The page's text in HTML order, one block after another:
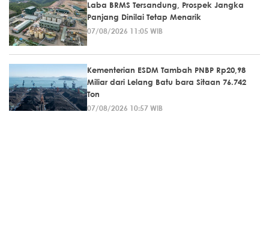
Laba BRMS Tersandung, Prospek Jangka
Panjang Dinilai Tetap Menarik
07/08/2026 11:05 WIB
Kementerian ESDM Tambah PNBP Rp20,98
Miliar dari Lelang Batu bara Sitaan 76.742
Ton
07/08/2026 10:57 WIB